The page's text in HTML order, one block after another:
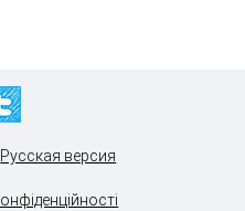
Русская версия